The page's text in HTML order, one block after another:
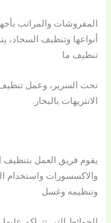
المفروشات والمراتب
أنواعها وتنظيف السجاد،
تنظيف ما
تحت السرير، وعمل تنظيف
الانتريهات بالبخار.
يقوم فريق العمل
والاكسسورات واستخدام
وتنظيمه وغسل